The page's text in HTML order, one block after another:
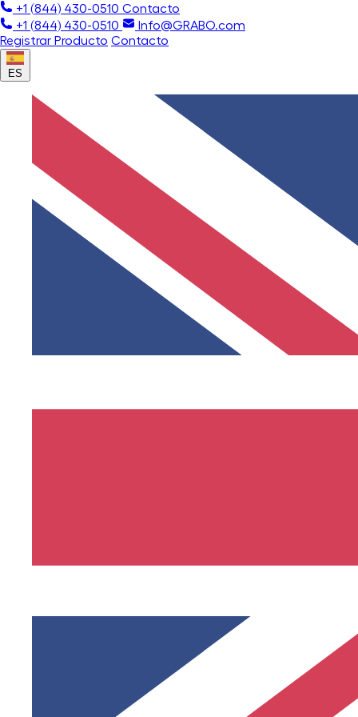
+1 (844) 430-0510 Contacto
+1 (844) 430-0510
Info@GRABO.com
Registrar Producto Contacto
ES